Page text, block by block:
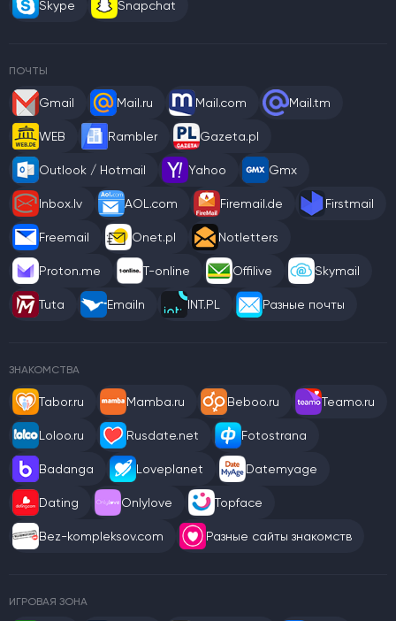
Skype Snapchat
ПОЧТЫ
Gmail Mail.ru Mail.com Mail.tm
WEB Rambler Gazeta.pl
Outlook / Hotmail Yahoo Gmx
Inbox.lv AOL.com Firemail.de Firstmail
Freemail Onet.pl Notletters
Proton.me T-online Offilive Skymail
Tuta Emailn INT.PL Разные почты
ЗНАКОМСТВА
Tabor.ru Mamba.ru Beboo.ru Teamo.ru
Loloo.ru Rusdate.net Fotostrana
Badanga Loveplanet Datemyage
Dating Onlylove Topface
Bez-kompleksov.com Разные сайты знакомств
ИГРОВАЯ ЗОНА